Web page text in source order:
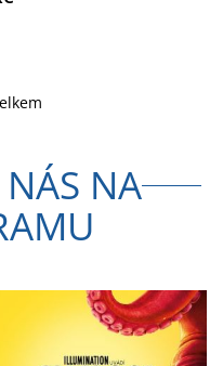
NÁS NA